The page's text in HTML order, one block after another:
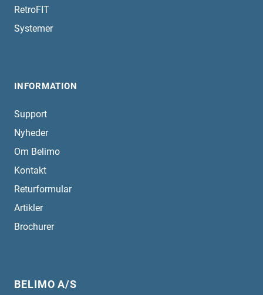
RetroFIT
Systemer
INFORMATION
Support
Nyheder
Om Belimo
Kontakt
Returformular
Artikler
Brochurer
BELIMO A/S